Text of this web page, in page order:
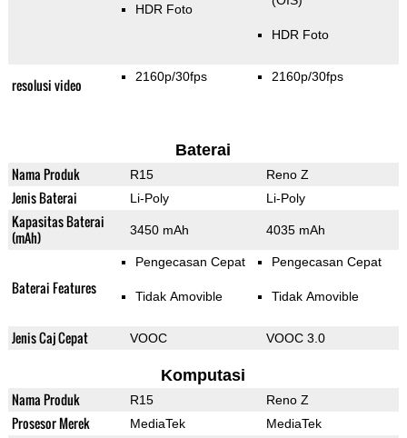
HDR Foto
HDR Foto
resolusi video 2160p/30fps 2160p/30fps
Baterai
Nama Produk R15 Reno Z
Jenis Baterai Li-Poly Li-Poly
Kapasitas Baterai
(mAh)
3450 mAh 4035 mAh
Baterai Features
Pengecasan Cepat
Tidak Amovible
Pengecasan Cepat
Tidak Amovible
Jenis Caj Cepat VOOC VOOC 3.0
Komputasi
Nama Produk R15 Reno Z
Prosesor Merek MediaTek MediaTek